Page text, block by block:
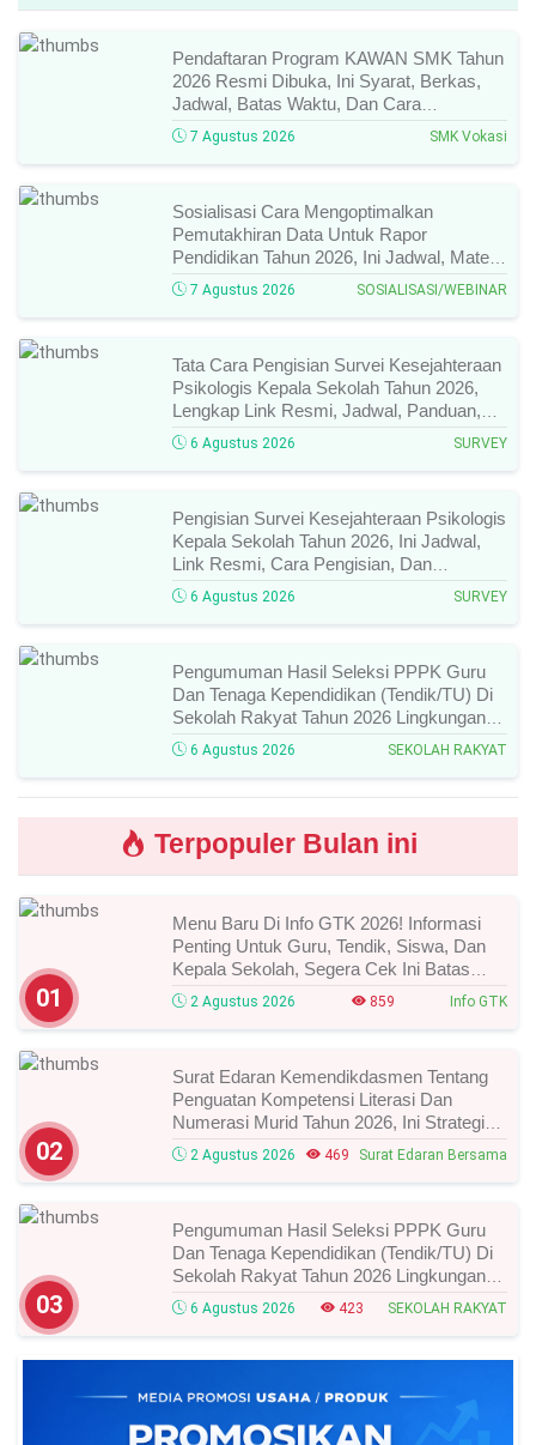
Artikel Terbaru
Jadwal, Batas Waktu, Dan Cara
Pendaftarannya!
7 Agustus 2026 SMK Vokasi
Pemutakhiran Data Untuk Rapor
Narasumber, Dan Link Mengikutinya!
7 Agustus 2026 SOSIALISASI/WEBINAR
Tata Cara Pengisian Survei Kesejahteraan
Psikologis Kepala Sekolah Tahun 2026,
Lengkap Link Resmi, Jadwal, Panduan,
Dan Hal Yang Wajib Diperhatikan!
6 Agustus 2026 SURVEY
Pengisian Survei Kesejahteraan Psikologis
Kepala Sekolah Tahun 2026, Ini Jadwal,
Link Resmi, Cara Pengisian, Dan
Ketentuan Lengkapnya!
6 Agustus 2026 SURVEY
Pengumuman Hasil Seleksi PPPK Guru
Dan Tenaga Kependidikan (Tendik/TU) Di
Sekolah Rakyat Tahun 2026 Lingkungan
Kementerian Sosial RI, Ini Daftar Nama
6 Agustus 2026 SEKOLAH RAKYAT
Terpopuler Bulan ini